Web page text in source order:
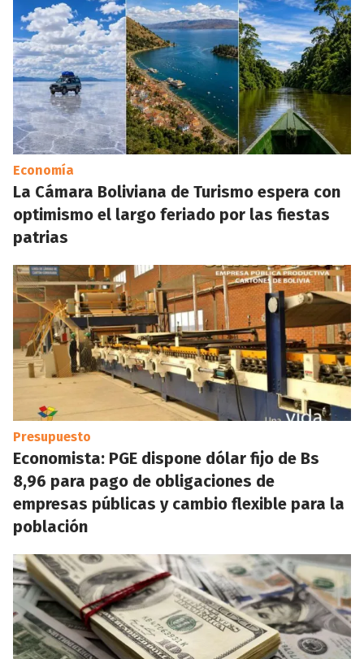
Economía
La Cámara Boliviana de Turismo espera con
optimismo el largo feriado por las fiestas
patrias
Presupuesto
Economista: PGE dispone dólar fijo de Bs
8,96 para pago de obligaciones de
empresas públicas y cambio flexible para la
población